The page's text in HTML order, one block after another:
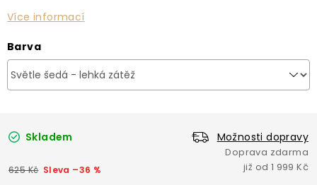
Více informací
Barva
Skladem Možnosti dopravy
625 Kč –36 %